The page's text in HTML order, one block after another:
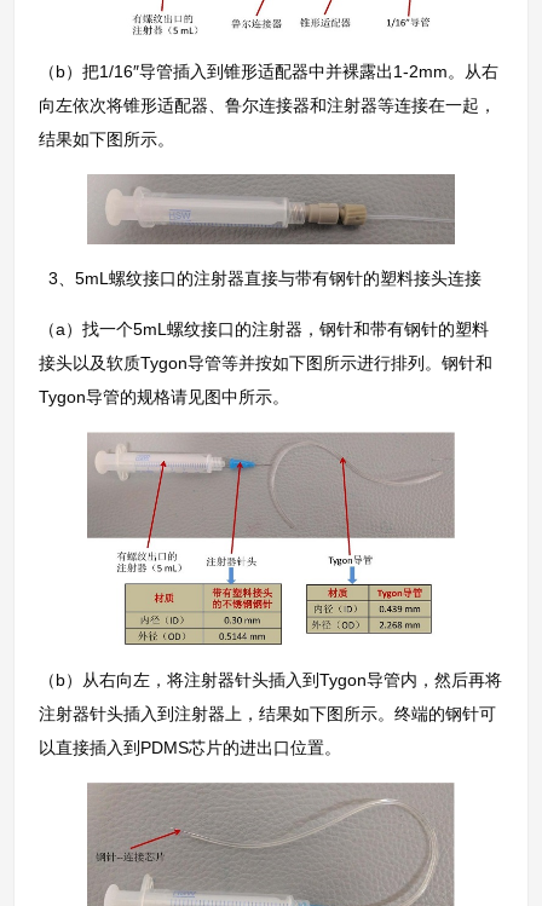
（b）把1/16″导管插入到锥形适配器中并裸露出1-2mm。从右
向左依次将锥形适配器、鲁尔连接器和注射器等连接在一起，
结果如下图所示。
3、5mL螺纹接口的注射器直接与带有钢针的塑料接头连接
（a）找一个5mL螺纹接口的注射器，钢针和带有钢针的塑料
接头以及软质Tygon导管等并按如下图所示进行排列。钢针和
Tygon导管的规格请见图中所示。
（b）从右向左，将注射器针头插入到Tygon导管内，然后再将
注射器针头插入到注射器上，结果如下图所示。终端的钢针可
以直接插入到PDMS芯片的进出口位置。